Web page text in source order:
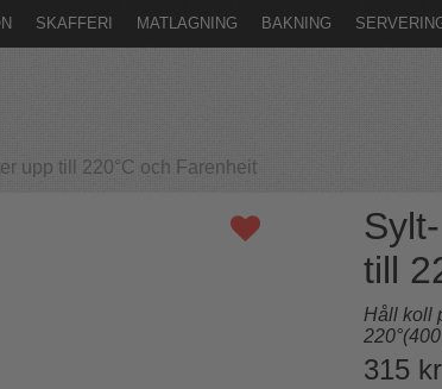
SKAFFERI MATLAGNING BAKNING
upp till 220°C och Farenheit
till
Håll koll
315kr